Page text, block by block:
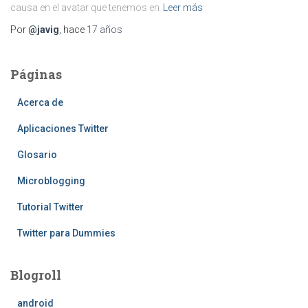
causa en el avatar que tenemos en
Leer más
Por@javig , hace 17 años
Páginas
Acerca de
Aplicaciones Twitter
Glosario
Microblogging
Tutorial Twitter
Twitter para Dummies
Blogroll
android